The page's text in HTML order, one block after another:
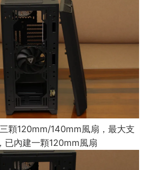
顆120mm/140mm風扇，最大支
已內建一顆120mm風扇